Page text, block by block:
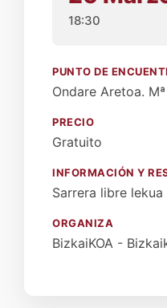
18:30
PUNTO DE
Ondare Aretoa.
PRECIO
Gratuito
INFORMACIÓN Y
Sarrera libre
ORGANIZA
BizkaiKOA -